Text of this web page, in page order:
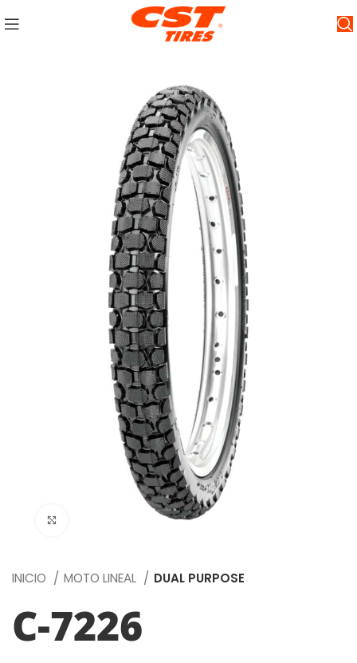
INICIO MOTO LINEAL DUAL PURPOSE
C-7226